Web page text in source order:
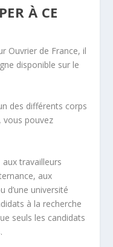
À CE
Ouvrier de France, il
disponible sur le
des différents corps
vous pouvez
travailleurs
aux
d’une université
à la recherche
seuls les candidats